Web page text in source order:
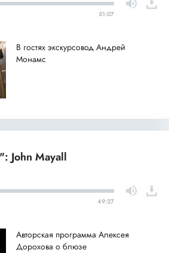
51:07
В гостях экскурсовод Андрей
Монамс
John Mayall
49:27
Авторская программа Алексея
Дорохова о блюзе